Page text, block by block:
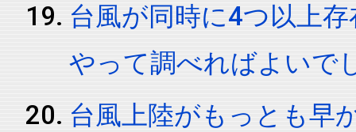
台風が同時に4つ以上
やって調べればよいで
台風上陸がもっとも早